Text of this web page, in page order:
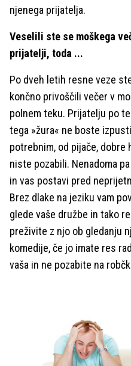
njenega prijatelja.
Veselili ste se moškega
prijatelji, toda ...
Po dveh letih resne veze
končno privoščili večer v
polnem teku. Prijatelju po
tega »žura« ne boste
potrebnim, od pijače, dobre
niste pozabili. Nenadoma
in vas postavi pred
Brez dlake na jeziku vam
glede vaše družbe in tako
preživite z njo ob gledanju
komedije, če jo imate res
vaša in ne pozabite na